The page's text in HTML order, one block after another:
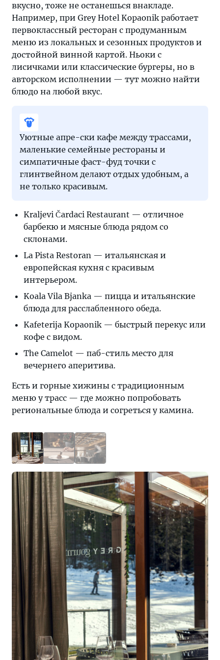
вкусно, тоже не останешься внакладе.
Например, при Grey Hotel Kopaonik работает
первоклассный ресторан с продуманным
меню из локальных и сезонных продуктов и
достойной винной картой. Ньоки с
лисичками или классические бургеры, но в
авторском исполнении — тут можно найти
блюдо на любой вкус.
Уютные апре-ски кафе между трассами,
маленькие семейные рестораны и
симпатичные фаст-фуд точки с
глинтвейном делают отдых удобным, а
не только красивым.
Kraljevi Čardaci Restaurant — отличное
барбекю и мясные блюда рядом со
склонами.
La Pista Restoran — итальянская и
европейская кухня с красивым
интерьером.
Koala Vila Bjanka — пицца и итальянские
блюда для расслабленного обеда.
Kafeterija Kopaonik — быстрый перекус или
кофе с видом.
The Camelot — паб-стиль место для
вечернего аперитива.
Есть и горные хижины с традиционным
меню у трасс — где можно попробовать
региональные блюда и согреться у камина.